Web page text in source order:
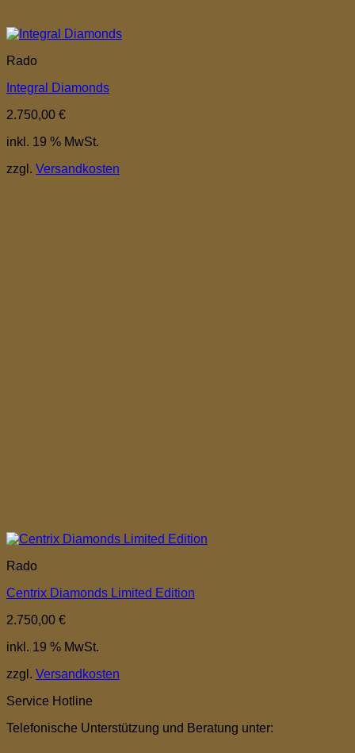
Rado
Integral Diamonds
2.750,00 €
inkl. 19 % MwSt.
zzgl. Versandkosten
Rado
Centrix Diamonds Limited Edition
2.750,00 €
inkl. 19 % MwSt.
zzgl. Versandkosten
Service Hotline
Telefonische Unterstützung und Beratung unter: